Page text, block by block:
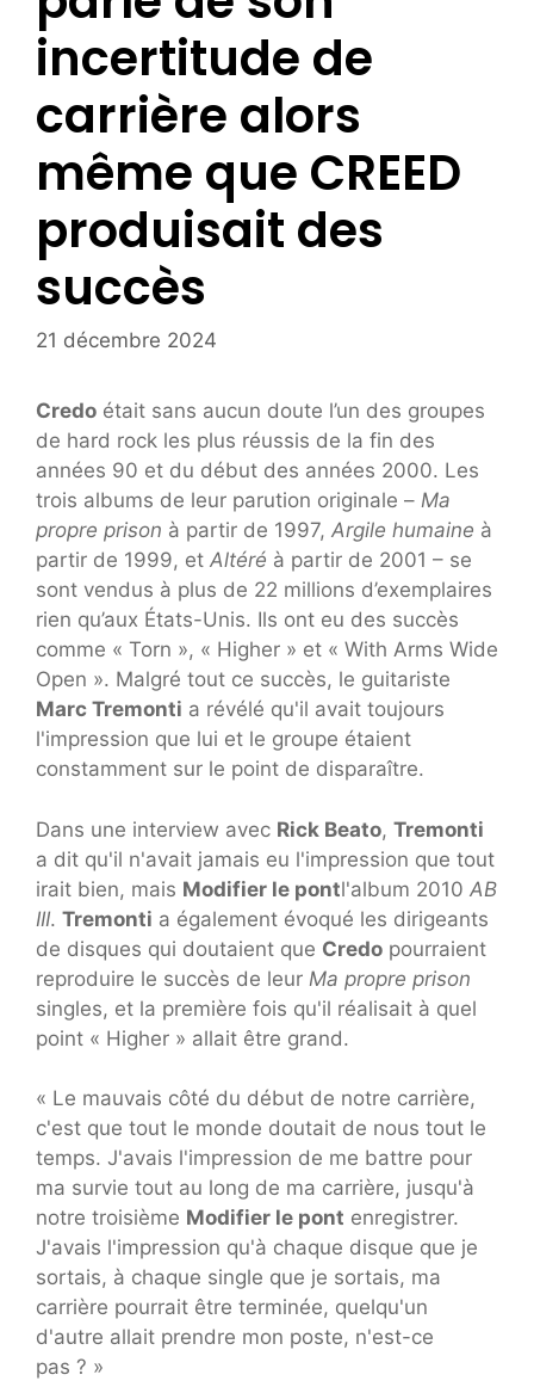
incertitude de
carrière alors
même que CREED
produisait des
succès
21 décembre 2024
Credo était sans aucun doute l’un des groupes
de hard rock les plus réussis de la fin des
années 90 et du début des années 2000. Les
trois albums de leur parution originale – Ma
propre prison à partir de 1997, Argile humaine à
partir de 1999, et Altéré à partir de 2001 – se
sont vendus à plus de 22 millions d’exemplaires
rien qu’aux États-Unis. Ils ont eu des succès
comme « Torn », « Higher » et « With Arms Wide
Open ». Malgré tout ce succès, le guitariste
Marc Tremonti a révélé qu'il avait toujours
l'impression que lui et le groupe étaient
constamment sur le point de disparaître.
Dans une interview avec Rick Beato, Tremonti
a dit qu'il n'avait jamais eu l'impression que tout
irait bien, mais Modifier le pontl'album 2010 AB
III. Tremonti a également évoqué les dirigeants
de disques qui doutaient que Credo pourraient
reproduire le succès de leur Ma propre prison
singles, et la première fois qu'il réalisait à quel
point « Higher » allait être grand.
« Le mauvais côté du début de notre carrière,
c'est que tout le monde doutait de nous tout le
temps. J'avais l'impression de me battre pour
ma survie tout au long de ma carrière, jusqu'à
notre troisième Modifier le pont enregistrer.
J'avais l'impression qu'à chaque disque que je
sortais, à chaque single que je sortais, ma
carrière pourrait être terminée, quelqu'un
d'autre allait prendre mon poste, n'est-ce
pas ? »